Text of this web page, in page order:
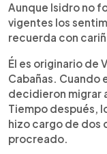
Aunque Isidro no
vigentes los
recuerda con
Él es originario de
Cabañas. Cuando
decidieron migrar
Tiempo después,
hizo cargo de dos
procreado.